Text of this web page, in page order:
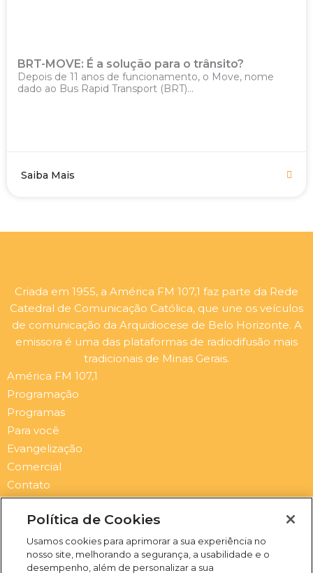
BRT-MOVE: É a solução para o trânsito?
Depois de 11 anos de funcionamento, o Move, nome
dado ao Bus Rapid Transport (BRT)...
Saiba Mais
Criada em 1955, a América FM 107,1 faz parte da Rede
Catedral de Comunicação Católica, que une os veículos
de comunicação da Arquidiocese de Belo Horizonte. A
emissora é uma das plataformas de radiodifusão mais
tradicionais de Minas Gerais.
América FM 107,1
Programação
Programas
Para você
Evangelização
Comercial
Contato
Newsletter
Submit
F
Y
S
Política de Cookies
Usamos cookies para aprimorar a sua experiência no
nosso site, melhorando a segurança, a usabilidade e o
desempenho, além de personalizar a sua